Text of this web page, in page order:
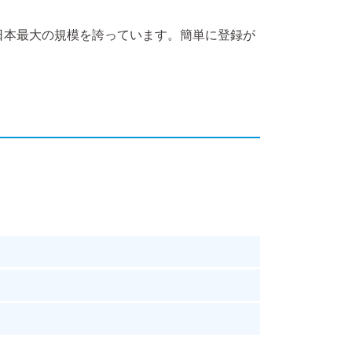
最大の規模を誇っています。簡単に登録が